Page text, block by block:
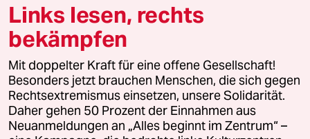
© 2026 taz Verlags und Vertriebs GmbH
Alle Rechte vorbehalten. Bei rechtlichen Fragen oder für Genehmigungen
wenden Sie sich bitte an
lizenzen@taz.de
Feedback Redaktionsstatut Kommune-Richtlinien
Links lesen, rechts
bekämpfen
Mit doppelter Kraft für eine offene Gesellschaft!
Besonders jetzt brauchen Menschen, die sich gegen
Rechtsextremismus einsetzen, unsere Solidarität.
Daher gehen 50 Prozent der Einnahmen aus
Neuanmeldungen an „Alles beginnt im Zentrum“ –